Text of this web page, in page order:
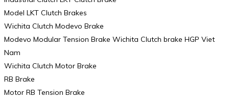
Model LKT Clutch Brakes
Wichita Clutch Modevo Brake
Modevo Modular Tension Brake Wichita Clutch brake HGP Viet
Nam
Wichita Clutch Motor Brake
RB Brake
Motor RB Tension Brake